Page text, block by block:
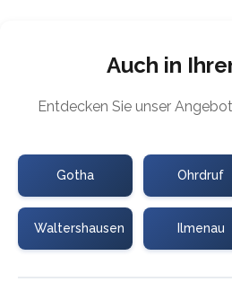
Auch in
Entdecken Sie unser
Gotha Ohrdruf
Waltershausen Ilmenau